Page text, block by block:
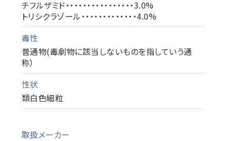
チフルザミド・・・・・・・・・・・・・・・・3.0%
トリシクラゾール・・・・・・・・・・・・・4.0%
毒性
普通物(毒劇物に該当しないものを指していう通
称）
性状
類白色細粒
取扱メーカー